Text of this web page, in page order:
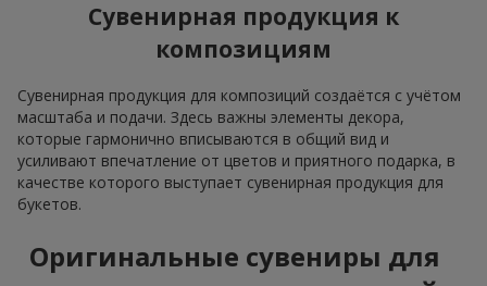
Сувенирная продукция к
композициям
Сувенирная продукция для композиций создаётся с учётом
масштаба и подачи. Здесь важны элементы декора,
которые гармонично вписываются в общий вид и
усиливают впечатление от цветов и приятного подарка, в
качестве которого выступает сувенирная продукция для
букетов.
Оригинальные сувениры для